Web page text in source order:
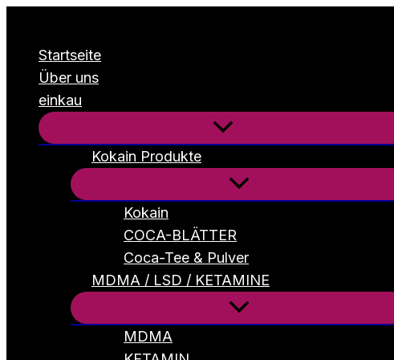
springen
Startseite
Über uns
einkau
Kokain Produkte
Kokain
COCA-BLÄTTER
Coca-Tee & Pulver
MDMA / LSD / KETAMINE
MDMA